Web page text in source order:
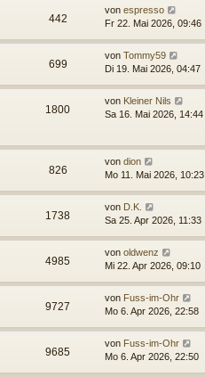
442
von espresso
Fr 22. Mai 2026, 09:46
699
von Tommy59
Di 19. Mai 2026, 04:47
1800
von Kleiner Nils
Sa 16. Mai 2026, 14:44
826
von dion
Mo 11. Mai 2026, 10:23
1738
von D.K.
Sa 25. Apr 2026, 11:33
4985
von oldwenz
Mi 22. Apr 2026, 09:10
9727
von Fuss-im-Ohr
Mo 6. Apr 2026, 22:58
9685
von Fuss-im-Ohr
Mo 6. Apr 2026, 22:50